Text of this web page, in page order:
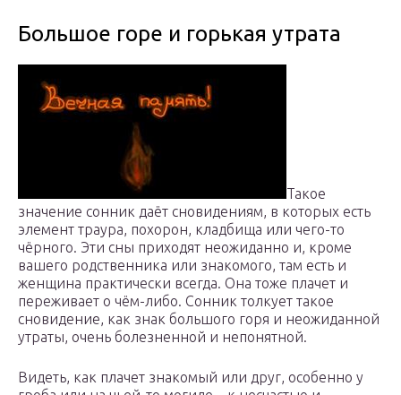
Большое горе и горькая утрата
Такое
значение сонник даёт сновидениям, в которых есть
элемент траура, похорон, кладбища или чего-то
чёрного. Эти сны приходят неожиданно и, кроме
вашего родственника или знакомого, там есть и
женщина практически всегда. Она тоже плачет и
переживает о чём-либо. Сонник толкует такое
сновидение, как знак большого горя и неожиданной
утраты, очень болезненной и непонятной.
Видеть, как плачет знакомый или друг, особенно у